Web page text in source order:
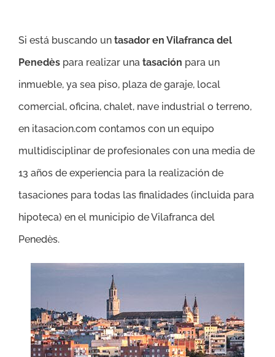
Si está buscando un tasador en Vilafranca del
Penedès para realizar una tasación para un
inmueble, ya sea piso, plaza de garaje, local
comercial, oficina, chalet, nave industrial o terreno,
en itasacion.com contamos con un equipo
multidisciplinar de profesionales con una media de
13 años de experiencia para la realización de
tasaciones para todas las finalidades (incluida para
hipoteca) en el municipio de Vilafranca del
Penedès.